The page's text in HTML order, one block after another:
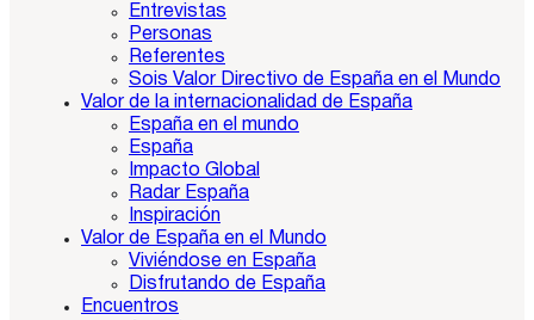
Entrevistas
Personas
Referentes
Sois Valor Directivo de España en el Mundo
Valor de la internacionalidad de España
España en el mundo
España
Impacto Global
Radar España
Inspiración
Valor de España en el Mundo
Viviéndose en España
Disfrutando de España
Encuentros